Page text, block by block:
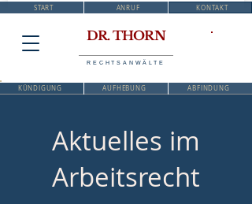
START ANRUF KONTAKT
DR. THORN
RECHTSANWÄLTE
KÜNDIGUNG AUFHEBUNG ABFINDUNG
Aktuelles im
Arbeitsrecht